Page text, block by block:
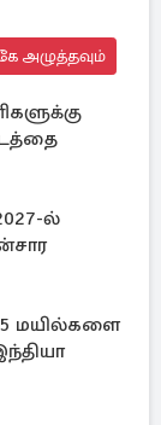
அழுத்தவும்
ல்
மயில்களை